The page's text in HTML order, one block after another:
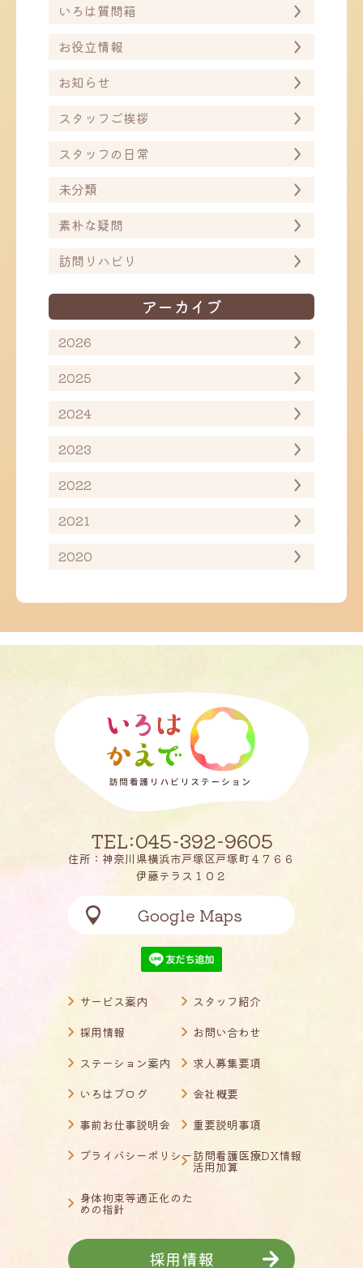
いろは質問箱
お役立情報
お知らせ
スタッフご挨拶
スタッフの日常
未分類
素朴な疑問
訪問リハビリ
アーカイブ
2026
2025
2024
2023
2022
2021
2020
TEL:045-392-9605
住所：神奈川県横浜市戸塚区戸塚町４７６６
伊藤テラス１０２
Google Maps
サービス案内
スタッフ紹介
採用情報
お問い合わせ
ステーション案内
求人募集要項
いろはブログ
会社概要
事前お仕事説明会
重要説明事項
プライバシーポリシー訪問看護医療DX情報
活用加算
身体拘束等適正化のた
めの指針
採用情報